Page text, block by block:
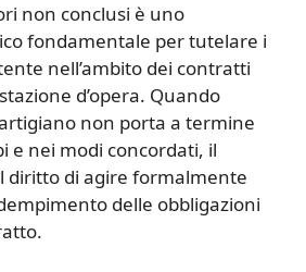
non conclusi è uno
fondamentale per tutelare i
nell’ambito dei contratti
d’opera. Quando
non porta a termine
e nei modi concordati, il
diritto di agire formalmente
delle obbligazioni